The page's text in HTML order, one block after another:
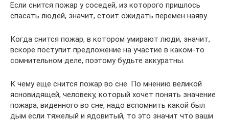
Если снится пожар у соседей, из которого пришлось
спасать людей, значит, стоит ожидать перемен наяву.
Когда снится пожар, в котором умирают люди, значит,
вскоре поступит предложение на участие в каком-то
сомнительном деле, поэтому будьте аккуратны.
К чему еще снится пожар во сне. По мнению великой
ясновидящей, человеку, который хочет понять значение
пожара, виденного во сне, надо вспомнить какой был
дым если тяжелый и ядовитый, то это значит что ваши